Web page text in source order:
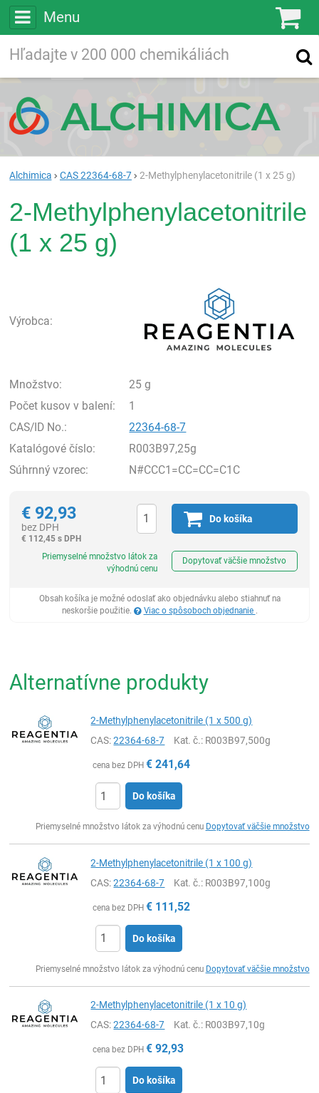
Menu
Vyhľadávanie
Alchimica CAS 22364-68-7 2-Methylphenylacetonitrile (1 x 25 g)
2-Methylphenylacetonitrile
(1 x 25 g)
Výrobca:
Množstvo:
25 g
Počet kusov v balení:
1
CAS/ID No.:
22364-68-7
Katalógové číslo:
R003B97,25g
Súhrnný vzorec:
N#CCC1=CC=CC=C1C
€ 92,93
bez DPH
€ 112,45 s DPH
Do košíka
Priemyselné množstvo látok za
výhodnú cenu
Dopytovať väčšie množstvo
Obsah košíka je možné odoslať ako objednávku alebo stiahnuť na
neskoršie použitie.
Viac o spôsoboch objednanie .
Alternatívne produkty
2-Methylphenylacetonitrile (1 x 500 g)
CAS:22364-68-7 Kat. č.: R003B97,500g
cena bez DPH € 241,64
Do košíka
Priemyselné množstvo látok za výhodnú cenu Dopytovať väčšie množstvo
2-Methylphenylacetonitrile (1 x 100 g)
CAS:22364-68-7 Kat. č.: R003B97,100g
cena bez DPH € 111,52
Do košíka
Priemyselné množstvo látok za výhodnú cenu Dopytovať väčšie množstvo
2-Methylphenylacetonitrile (1 x 10 g)
CAS:22364-68-7 Kat. č.: R003B97,10g
cena bez DPH € 92,93
Do košíka